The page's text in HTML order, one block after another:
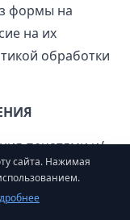
формы на
на их
обработки
печатями и/
при этом
Договор
сайта. Нажимая